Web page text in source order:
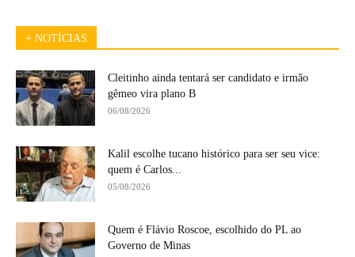
+ NOTÍCIAS
Cleitinho ainda tentará ser candidato e irmão
gêmeo vira plano B
06/08/2026
Kalil escolhe tucano histórico para ser seu vice:
quem é Carlos...
05/08/2026
Quem é Flávio Roscoe, escolhido do PL ao
Governo de Minas